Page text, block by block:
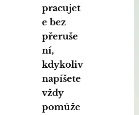
pracujet
e bez
přeruše
ní,
kdykoliv
napíšete
vždy
pomůže